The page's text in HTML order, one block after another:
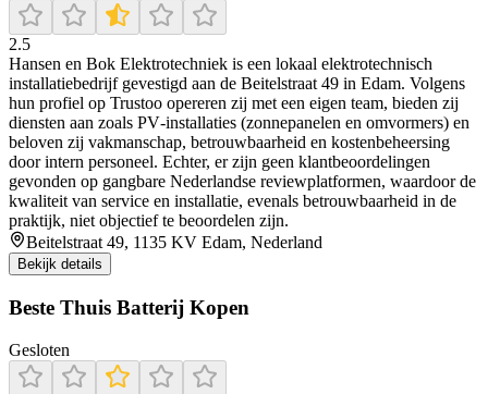
2.5
Hansen en Bok Elektrotechniek is een lokaal elektrotechnisch
installatiebedrijf gevestigd aan de Beitelstraat 49 in Edam. Volgens
hun profiel op Trustoo opereren zij met een eigen team, bieden zij
diensten aan zoals PV‑installaties (zonnepanelen en omvormers) en
beloven zij vakmanschap, betrouwbaarheid en kostenbeheersing
door intern personeel. Echter, er zijn geen klantbeoordelingen
gevonden op gangbare Nederlandse reviewplatformen, waardoor de
kwaliteit van service en installatie, evenals betrouwbaarheid in de
praktijk, niet objectief te beoordelen zijn.
Beitelstraat 49, 1135 KV Edam, Nederland
Bekijk details
Beste Thuis Batterij Kopen
Gesloten